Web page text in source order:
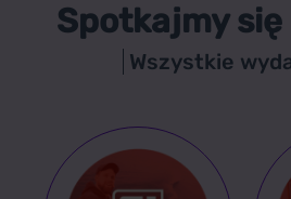
Spotkajmy się
Wszystkie